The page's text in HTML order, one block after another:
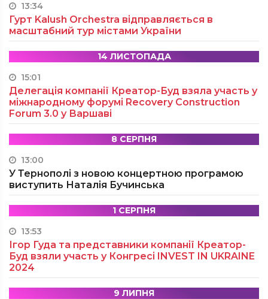
13:34
Гурт Kalush Orchestra відправляється в
масштабний тур містами України
14 ЛИСТОПАДА
15:01
Делегація компанії Креатор-Буд взяла участь у
міжнародному форумі Recovery Construction
Forum 3.0 у Варшаві
8 СЕРПНЯ
13:00
У Тернополі з новою концертною програмою
виступить Наталія Бучинська
1 СЕРПНЯ
13:53
Ігор Гуда та представники компанії Креатор-
Буд взяли участь у Конгресі INVEST IN UKRAINE
2024
9 ЛИПНЯ